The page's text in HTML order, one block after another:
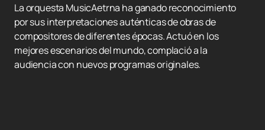
La orquesta MusicAetrna ha ganado reconocimiento
por sus interpretaciones auténticas de obras de
compositores de diferentes épocas. Actuó en los
mejores escenarios del mundo, complació a la
audiencia con nuevos programas originales.